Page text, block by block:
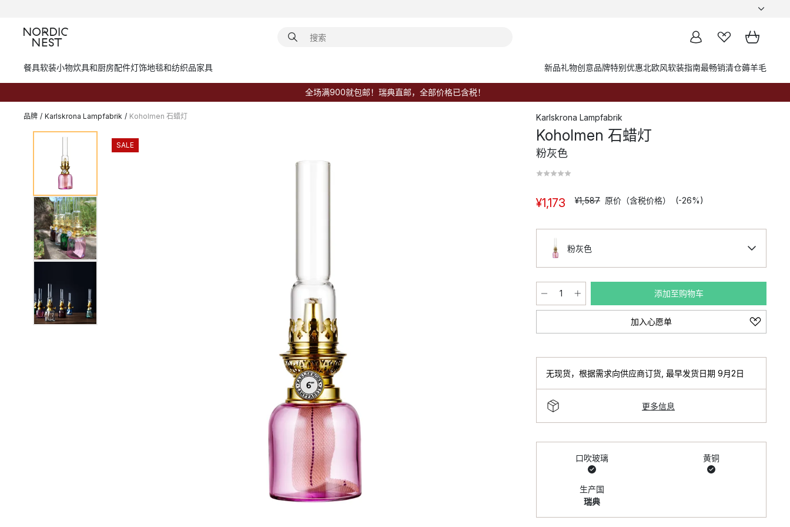
餐具软装小物炊具和厨房配件灯饰地毯和纺织品家具 新品礼物创意品牌特别优惠北欧风软装指南最畅销清仓薅羊毛
全场满900就包邮！瑞典直邮，全部价格已含税！
品牌 / Karlskrona Lampfabrik / Koholmen 石蜡灯
SALE
Karlskrona Lampfabrik
Koholmen 石蜡灯
粉灰色
¥1,173 ¥1,587 原价（含税价格） (-26%)
粉灰色
添加至购物车
加入心愿单
无现货，根据需求向供应商订货 最早发货日期 9月2日
更多信息
口吹玻璃 黄铜
生产国
瑞典